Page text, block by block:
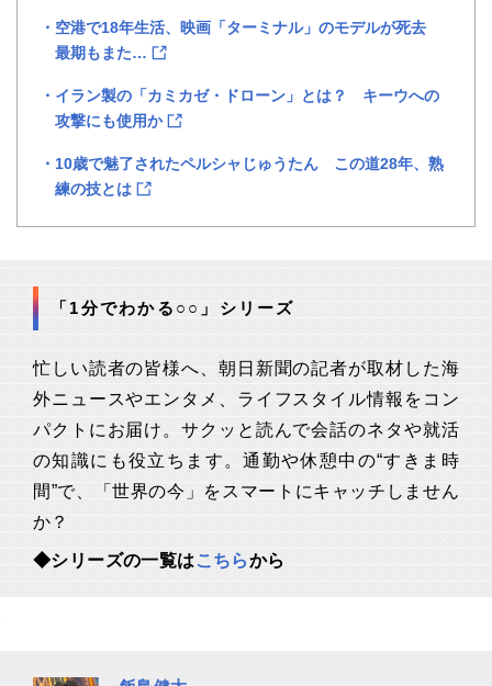
空港で18年生活、映画「ターミナル」のモデルが死去
最期もまた…
イラン製の「カミカゼ・ドローン」とは？ キーウへの
攻撃にも使用か
10歳で魅了されたペルシャじゅうたん この道28年、熟
練の技とは
「1分でわかる○○」シリーズ
忙しい読者の皆様へ、朝日新聞の記者が取材した海
外ニュースやエンタメ、ライフスタイル情報をコン
パクトにお届け。サクッと読んで会話のネタや就活
の知識にも役立ちます。通勤や休憩中の“すきま時
間”で、「世界の今」をスマートにキャッチしません
か？
◆シリーズの一覧はこちらから